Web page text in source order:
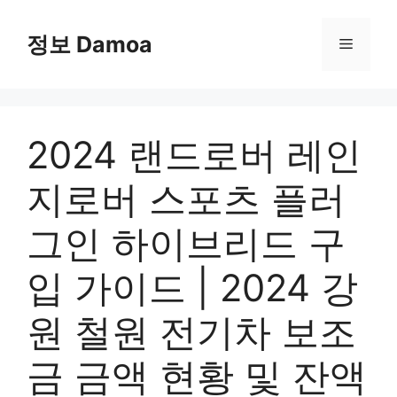
content정보 Damoa Menu
2024 랜드로버 레인
지로버 스포츠 플러
그인 하이브리드 구
입 가이드 | 2024 강
원 철원 전기차 보조
금 금액 현황 및 잔액